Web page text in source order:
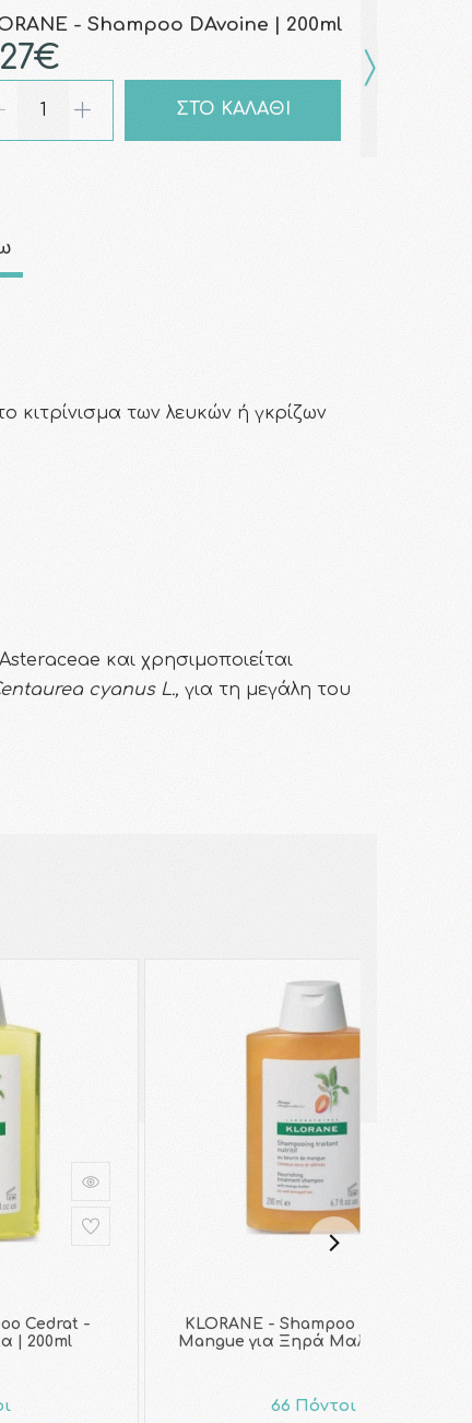
- Shampoo DAvoine | 200ml
ΣΤΟ ΚΑΛΑΘΙ
κιτρίνισμα των λευκών ή γκρίζων
και χρησιμοποιείται
cyanus L., για τη μεγάλη του
Cedrat -
| 200ml
KLORANE - Shampoo Beurre De
Mangue για Ξηρά Μαλλιά | 200ml
66 Πόντοι